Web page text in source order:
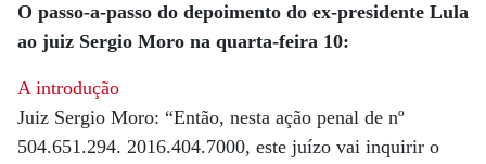
O passo-a-passo do depoimento do ex-presidente Lula
ao juiz Sergio Moro na quarta-feira 10:
A introdução
Juiz Sergio Moro: “Então, nesta ação penal de nº
504.651.294. 2016.404.7000, este juízo vai inquirir o